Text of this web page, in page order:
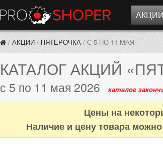
/ АКЦИИ / ПЯТЕРОЧКА / С 5 ПО 11 МАЯ
КАТАЛОГ АКЦИЙ
с 5 по 11 мая 2026 каталог
Цены на
Наличие и цену товара